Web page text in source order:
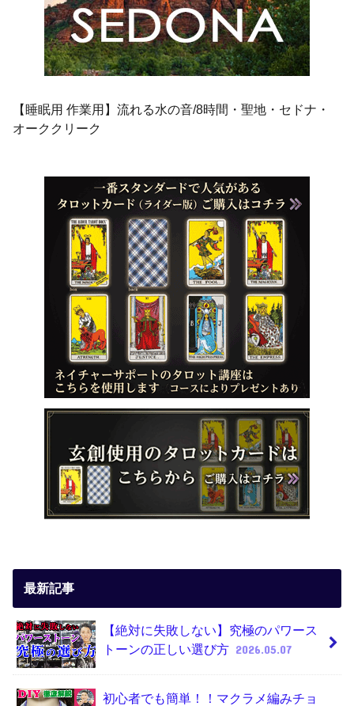
【睡眠用 作業用】流れる水の音/8時間・聖地・セドナ・
オーククリーク
最新記事
【絶対に失敗しない】究極のパワース
トーンの正しい選び方 2026.05.07
初心者でも簡単！！マクラメ編みチョ